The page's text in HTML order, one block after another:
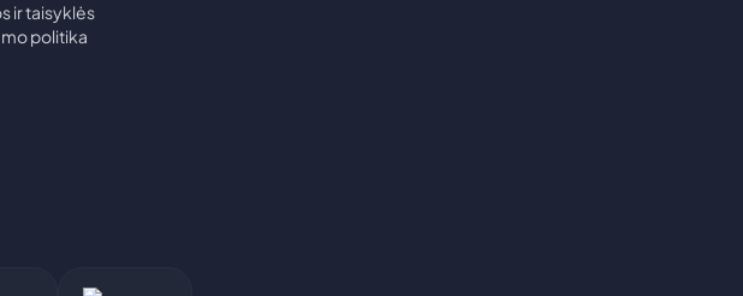
ir taisyklės
politika